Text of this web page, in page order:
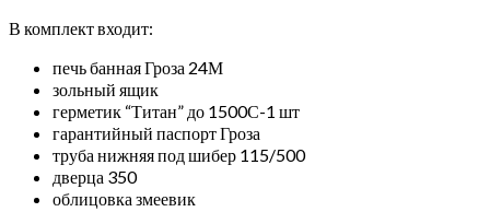
В комплект входит:
печь банная Гроза 24М
зольный ящик
герметик “Титан” до 1500С-1 шт
гарантийный паспорт Гроза
труба нижняя под шибер 115/500
дверца 350
облицовка змеевик